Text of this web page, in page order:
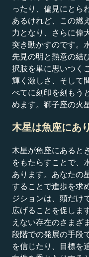
ったり、偏見にとら
あるけれど、この燃
力となり、さらに偉
突き動かすのです。
先見の明と熱意の結
択肢を単に思いつく
輝く激しさ、そして
べてに刻印を刻もう
めます。獅子座の火
木星は魚座にあ
木星が魚座にあると
をもたらすことで、
あります。あなたの
することで進歩を求
ジションは、頭だけ
広げることを促しま
えない存在のさまざ
段階での発展の手段
を信じたり、目標を